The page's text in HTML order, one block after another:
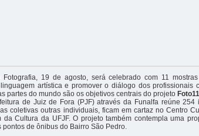
19 de agosto, será celebrado com 11
artística e promover o diálogo dos profissionais
partes do mundo são os objetivos centrais do projeto Foto11
de Juiz de Fora (PJF) através da Funalfa reúne 254
coletivas outras individuais, ficam em cartaz no Centro
da Cultura da UFJF. O projeto também contempla uma
pontos de ônibus do Bairro São Pedro.